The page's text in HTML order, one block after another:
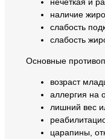
наличие
слабость
слабость
Основные
возраст
аллергия на
лишний вес
царапины,